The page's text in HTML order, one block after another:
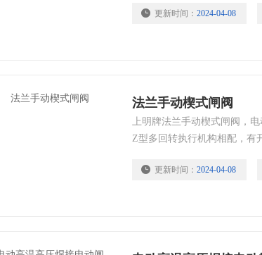
更新时间： 2024-04-08
法兰手动楔式闸阀
上明牌法兰手动楔式闸阀，
Z型多回转执行机构相配，有
广泛用于电力、冶金、石油
更新时间： 2024-04-08